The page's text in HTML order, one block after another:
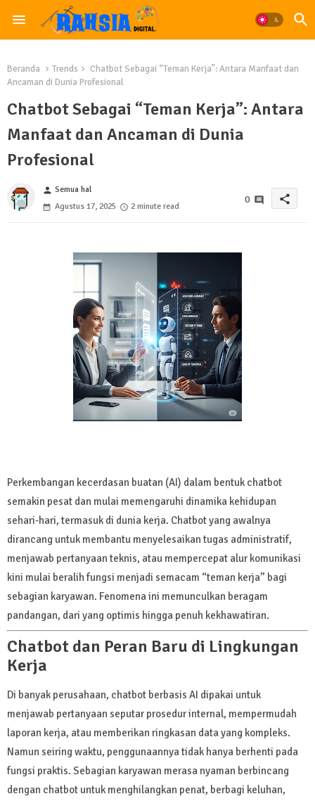
Beranda Trends
Chatbot Sebagai “Teman Kerja”: Antara Manfaat dan
Ancaman di Dunia Profesional
Chatbot Sebagai “Teman Kerja”: Antara
Manfaat dan Ancaman di Dunia
Profesional
person Semua hal
Agustus 17, 2025
2 minute read
0 share
Perkembangan kecerdasan buatan (AI) dalam bentuk chatbot
semakin pesat dan mulai memengaruhi dinamika kehidupan
sehari-hari, termasuk di dunia kerja. Chatbot yang awalnya
dirancang untuk membantu menyelesaikan tugas administratif,
menjawab pertanyaan teknis, atau mempercepat alur komunikasi
kini mulai beralih fungsi menjadi semacam “teman kerja” bagi
sebagian karyawan. Fenomena ini memunculkan beragam
pandangan, dari yang optimis hingga penuh kekhawatiran.
Chatbot dan Peran Baru di Lingkungan
Kerja
Di banyak perusahaan, chatbot berbasis AI dipakai untuk
menjawab pertanyaan seputar prosedur internal, mempermudah
laporan kerja, atau memberikan ringkasan data yang kompleks.
Namun seiring waktu, penggunaannya tidak hanya berhenti pada
fungsi praktis. Sebagian karyawan merasa nyaman berbincang
dengan chatbot untuk menghilangkan penat, berbagi keluhan,